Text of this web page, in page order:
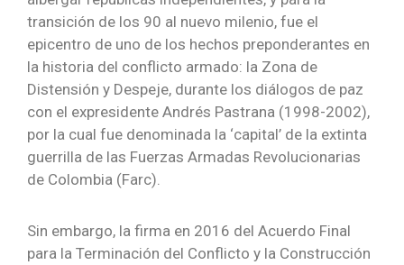
transición de los 90 al nuevo milenio, fue el
epicentro de uno de los hechos preponderantes en
la historia del conflicto armado: la Zona de
Distensión y Despeje, durante los diálogos de paz
con el expresidente Andrés Pastrana (1998-2002),
por la cual fue denominada la ‘capital’ de la extinta
guerrilla de las Fuerzas Armadas Revolucionarias
de Colombia (Farc).
Sin embargo, la firma en 2016 del Acuerdo Final
para la Terminación del Conflicto y la Construcción